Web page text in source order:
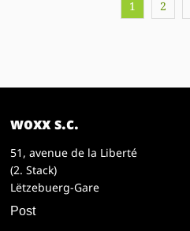
1 2
woxx s.c.
51, avenue de la Liberté
(2. Stack)
Lëtzebuerg-Gare
Post